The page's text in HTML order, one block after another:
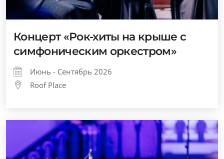
Концерт «Рок-хиты на крыше с
симфоническим оркестром»
Июнь - Сентябрь 2026
Roof Place